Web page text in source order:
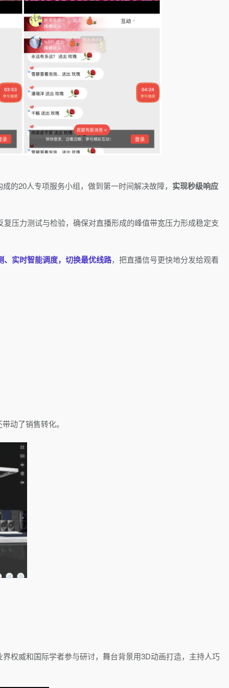
的20人专项服务小组， 做到第一时间解决故障， 实现秒级响应
复压力测试与检验，确保对直播形成的峰值带宽压力形成稳定支
、实时智能调度，切换最优线路，把直播信号更快地分发给观看
动了销售转化。
权威和国际学者参与研讨，舞台背景用3D动画打造，主持人巧